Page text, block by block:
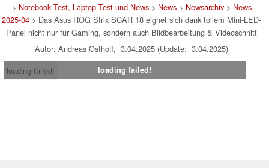
> Notebook Test, Laptop Test und News> News> Newsarchiv> News
2025-04 > Das Asus ROG Strix SCAR 18 eignet sich dank tollem Mini-LED-
Panel nicht nur für Gaming, sondern auch Bildbearbeitung & Videoschnitt
Autor: Andreas Osthoff, 3.04.2025 (Update: 3.04.2025)
loading failed!
loading failed!